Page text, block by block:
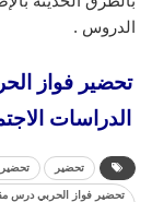
الدروس .
تحضير فواز
الدراسات
تحضير تحضير
تحضير فواز الحربي درس